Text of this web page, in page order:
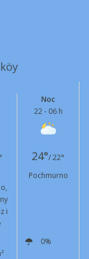
Noc
22 - 06 h
24°/ 22°
i
Pochmurno
0%